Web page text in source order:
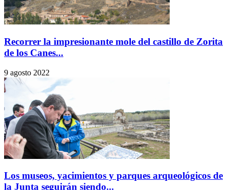
Recorrer la impresionante mole del castillo de Zorita
de los Canes...
9 agosto 2022
Los museos, yacimientos y parques arqueológicos de
la Junta seguirán siendo...